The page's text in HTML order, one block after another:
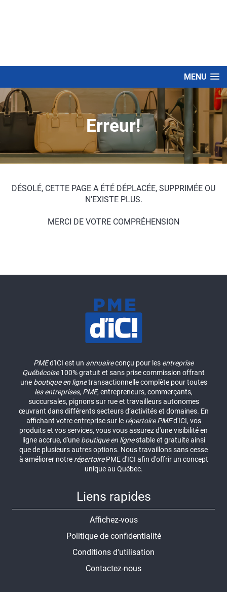
MENU
Erreur!
DÉSOLÉ, CETTE PAGE A ÉTÉ DÉPLACÉE, SUPPRIMÉE OU
N'EXISTE PLUS.
MERCI DE VOTRE COMPRÉHENSION
PMEd'ICI est un annuaireconçu pour les entreprise
Québécoise100% gratuit et sans prise commission offrant
une boutique en lignetransactionnelle complète pour toutes
les entreprises, PME, entrepreneurs, commerçants,
succursales, pignons sur rue et travailleurs autonomes
œuvrant dans différents secteurs d’activités et domaines. En
affichant votre entreprise sur le répertoire PMEd'ICI, vos
produits et vos services, vous vous assurez d'une visibilité en
ligne accrue, d'une boutique en lignestable et gratuite ainsi
que de plusieurs autres options. Nous travaillons sans cesse
à améliorer notre répertoirePME d'ICI afin d'offrir un concept
unique au Québec.
Liens rapides
Affichez-vous
Politique de confidentialité
Conditions d'utilisation
Contactez-nous